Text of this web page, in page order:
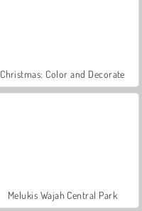
Christmas: Color and Decorate
Melukis Wajah Central Park